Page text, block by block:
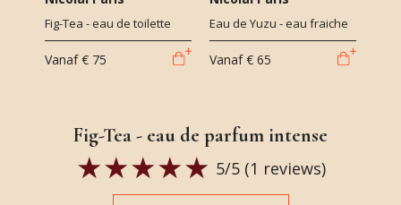
Fig-Tea - eau de toilette
Vanaf € 75
Eau de Yuzu - eau fraiche
Vanaf € 65
Fig-Tea - eau de parfum intense
5/5 (1 reviews)